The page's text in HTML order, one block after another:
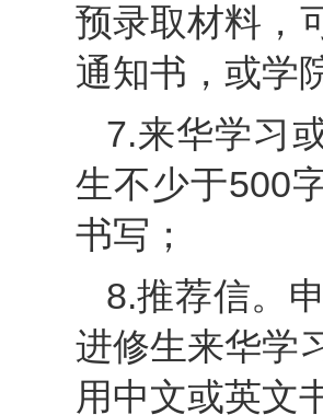
预录取材料，
通知书，或学
7.来华学习
生不少于500
书写；
8.推荐信。
进修生来华学
用中文或英文